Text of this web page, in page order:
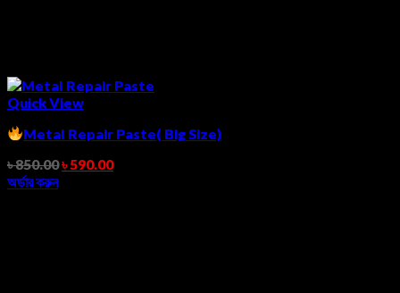
Quick View
Metal Repair Paste( Big Size)
৳850.00৳590.00
অর্ডার করুন